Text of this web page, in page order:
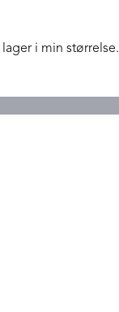
i min størrelse.